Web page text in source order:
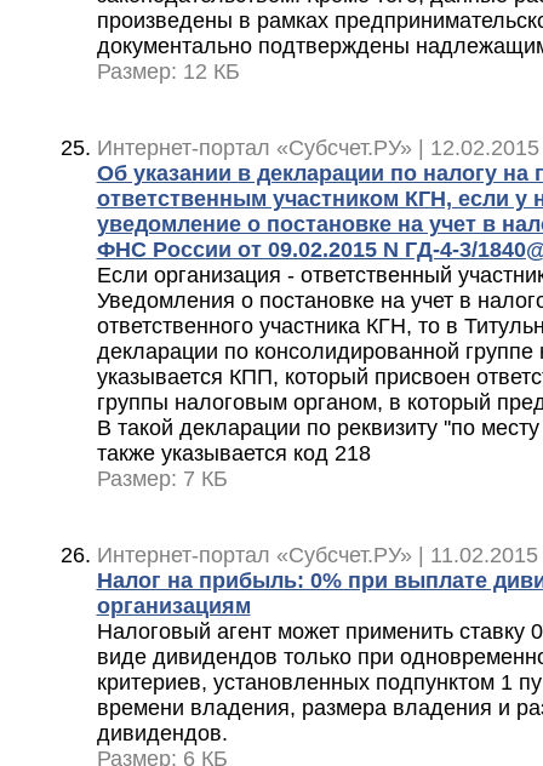
произведены в рамках
документально подтверждены
Размер: 12 КБ
Интернет-портал «Субсчет.РУ» |
Об указании в декларации по налогу
ответственным участником КГН, если у
уведомление о постановке на учет в
ФНС России от 09.02.2015 N ГД-4-3/
Если организация - ответственный
Уведомления о постановке на учет в
ответственного участника КГН, то в
декларации по консолидированной
указывается КПП, который присвоен
группы налоговым органом, в который
В такой декларации по реквизиту ''по
также указывается код 218
Размер: 7 КБ
Интернет-портал «Субсчет.РУ» |
Налог на прибыль: 0% при выплате
организациям
Налоговый агент может применить ставку
виде дивидендов только при
критериев, установленных подпунктом 1
времени владения, размера владения и
дивидендов.
Размер: 6 КБ